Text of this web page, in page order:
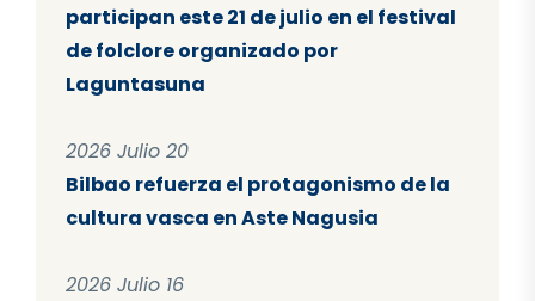
participan este 21 de julio en el festival
de folclore organizado por
Laguntasuna
2026 Julio 20
Bilbao refuerza el protagonismo de la
cultura vasca en Aste Nagusia
2026 Julio 16